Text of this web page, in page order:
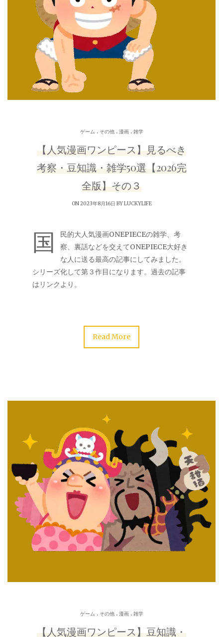
ゲーム . その他. 漫画. 雑学
【人気漫画ワンピース】見るべき
考察・豆知識・雑学50選【2026完
全版】その３
ON 2023年8月16日 BYLUCKYLIFE
国
民的大人気漫画ONEPIECEの雑学、考
察、裏話などを交えてONEPIECE大好き
な人に送る最高の記事にしてみました。
シリーズ化して第３作目になります。過去の記事
はリンクより。
Read More
ゲーム . その他. 漫画. 雑学
【人気漫画ワンピース】豆知識・